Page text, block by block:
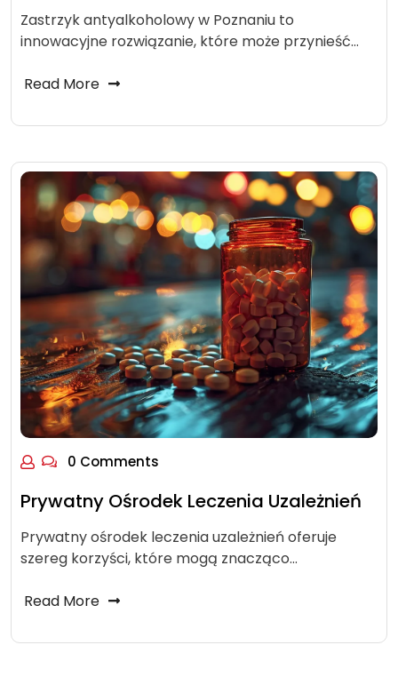
Zastrzyk antyalkoholowy w Poznaniu to
innowacyjne rozwiązanie, które może przynieść…
Read More
0 Comments
Prywatny Ośrodek Leczenia Uzależnień
Prywatny ośrodek leczenia uzależnień oferuje
szereg korzyści, które mogą znacząco…
Read More